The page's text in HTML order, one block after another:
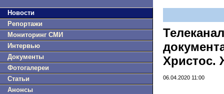
Новости
Репортажи
Мониторинг СМИ
Интервью
Документы
Фотогалереи
Статьи
Анонсы
Христос.
06.04.2020 11:00